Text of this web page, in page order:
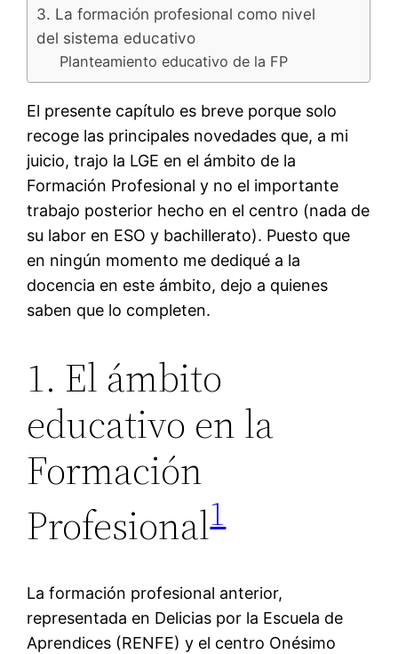
3. La formación profesional como nivel
del sistema educativo
Planteamiento educativo de la FP
El presente capítulo es breve porque solo
recoge las principales novedades que, a mi
juicio, trajo la LGE en el ámbito de la
Formación Profesional y no el importante
trabajo posterior hecho en el centro (nada de
su labor en ESO y bachillerato). Puesto que
en ningún momento me dediqué a la
docencia en este ámbito, dejo a quienes
saben que lo completen.
1. El ámbito
educativo en la
Formación
Profesional1
La formación profesional anterior,
representada en Delicias por la Escuela de
Aprendices (RENFE) y el centro Onésimo